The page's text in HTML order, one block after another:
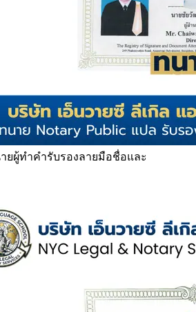
ยผู้ทำคำรับรองลายมือชื่อและ